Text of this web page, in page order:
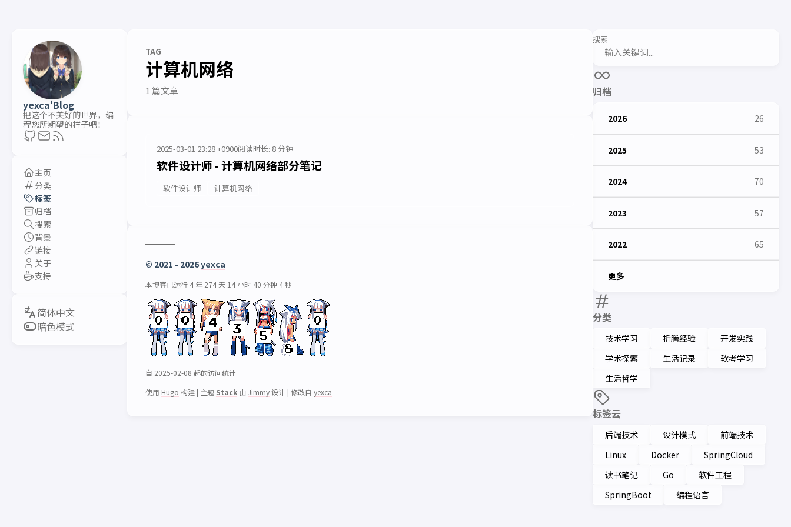
yexca'Blog
把这个不美好的世界，编
程您所期望的样子吧！
主页
分类
标签
归档
搜索
背景
链接
关于
支持
暗色模式
搜索
归档
2026 26
2025 53
2024 70
2023 57
2022 65
更多
分类
技术学习 折腾经验
开发实践
学术探索
生活记录
软考学习
生活哲学
标签云
后端技术 设计模式
前端技术
Linux
Docker
SpringCloud
读书笔记
Go
软件工程
SpringBoot
编程语言
TAG
计算机网络
1 篇文章
2025-03-01 23:28 +0900阅读时长: 8 分钟
软件设计师 - 计算机网络部分笔记
软件设计师 计算机网络
© 2021 - 2026yexca
本博客已运行 4 年 274 天 14 小时 40 分钟 4 秒
自 2025-02-08 起的访问统计
使用 Hugo 构建 | 主题 Stack由 Jimmy设计 | 修改自 yexca